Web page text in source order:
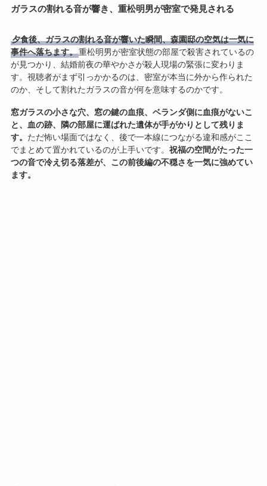
ガラスの割れる音が響き、重松明男が密室で発見される
夕食後、ガラスの割れる音が響いた瞬間、森園邸の空気は一気に
事件へ落ちます。重松明男が密室状態の部屋で殺害されているの
が見つかり、結婚前夜の華やかさが殺人現場の緊張に変わりま
す。視聴者がまず引っかかるのは、密室が本当に外から作られた
のか、そして割れたガラスの音が何を意味するのかです。
窓ガラスの小さな穴、窓の鍵の血痕、ベランダ側に血痕がないこ
と、血の跡、隣の部屋に運ばれた遺体が手がかりとして残りま
す。 ただ怖い場面ではなく、後で一本線につながる違和感がここ
でまとめて置かれているのが上手いです。 祝福の空間がたった一
つの音で冷え切る落差が、この前後編の不穏さを一気に強めてい
ます。